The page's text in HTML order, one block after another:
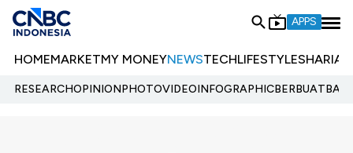
APPS
HOMEMARKETMY MONEYNEWSTECHLIFESTYLESHARIA
RESEARCHOPINIONPHOTOVIDEOINFOGRAPHIC